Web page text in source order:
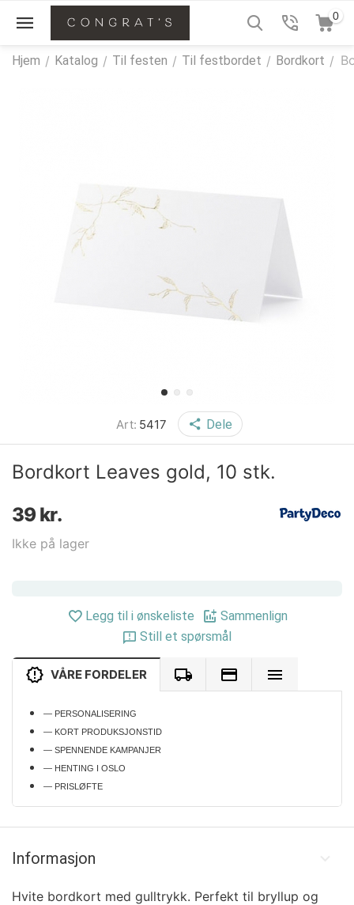
0
Hjem / Katalog / Til festen / Til festbordet / Bordkort /
Art: 5417 Dele
Bordkort Leaves gold, 10 stk.
39 kr.
Ikke på lager
Legg til i ønskeliste
Sammenlign
Still et spørsmål
VÅRE FORDELER
— PERSONALISERING
— KORT PRODUKSJONSTID
— SPENNENDE KAMPANJER
— HENTING I OSLO
— PRISLØFTE
Informasjon
Hvite bordkort med gulltrykk. Perfekt til bryllup og